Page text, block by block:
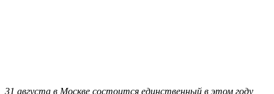
31 августа в Москве состоится единственный в этом году